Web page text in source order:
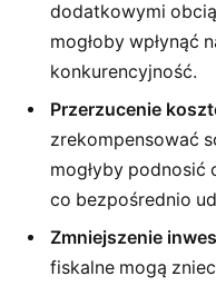
dodatkowymi
mogłoby wpłynąć
konkurencyjność.
Przerzucenie
zrekompensować
mogłyby podnosić
co bezpośrednio
Zmniejszenie
fiskalne mogą